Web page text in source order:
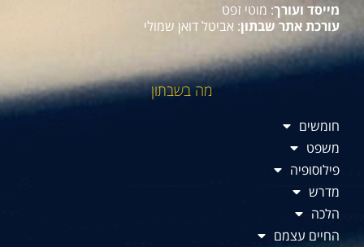
מייסד ועורך: מוטי זפט
עורכת אתר שבתון: אביטל דואן שמולי
מה בשבתון
חומשים
משפט
פילוסופיה
מדרש
הלכה
החיים עצמם